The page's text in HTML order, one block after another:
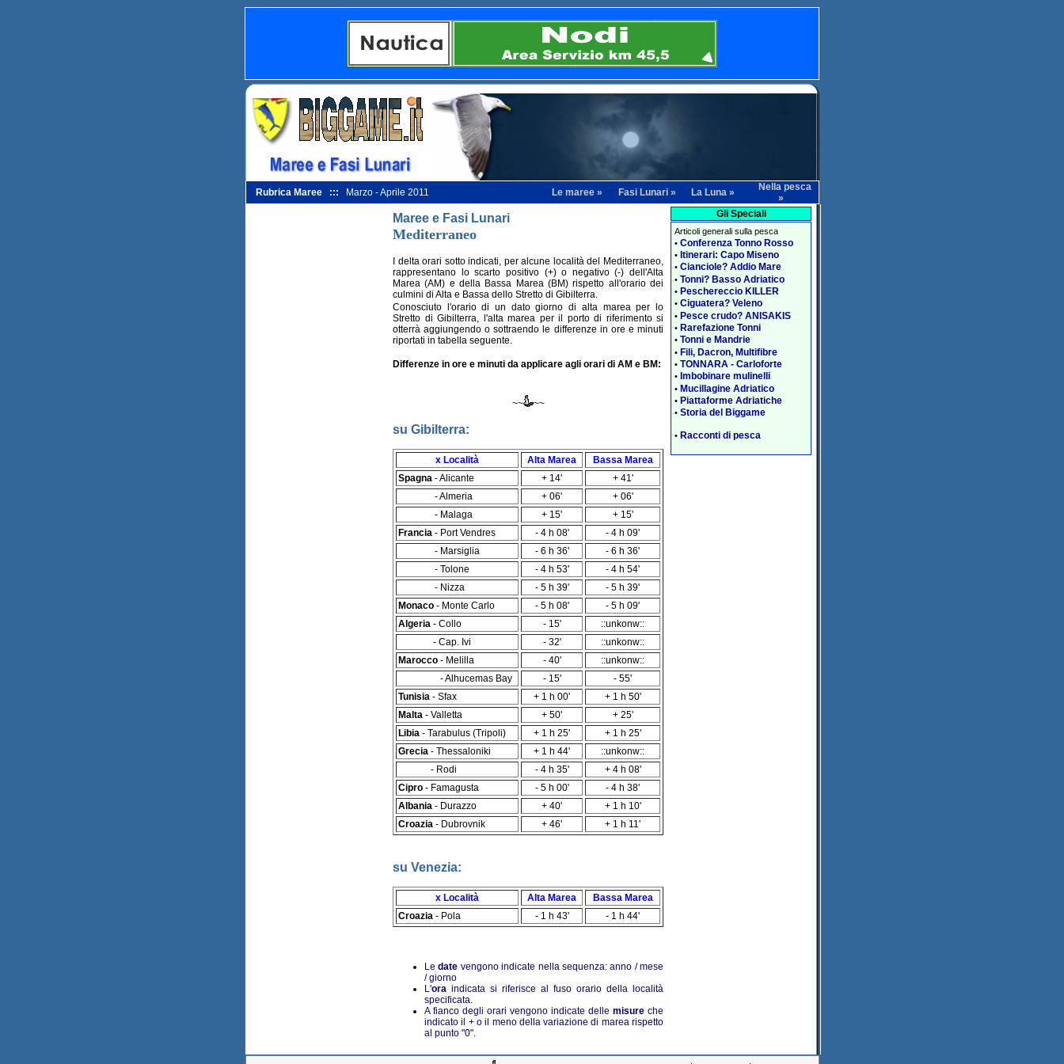
Rubrica Maree ::: Marzo - Aprile 2011 Le maree » Fasi Lunari » La Luna »
Nella pesca
»
Maree e Fasi Lunari
Mediterraneo
I delta orari sotto indicati, per alcune località del Mediterraneo,
rappresentano lo scarto positivo (+) o negativo (-) dell'Alta
Marea (AM) e della Bassa Marea (BM) rispetto all'orario dei
culmini di Alta e Bassa dello Stretto di Gibilterra.
Conosciuto l'orario di un dato giorno di alta marea per lo
Stretto di Gibilterra, l'alta marea per il porto di riferimento si
otterrà aggiungendo o sottraendo le differenze in ore e minuti
riportati in tabella seguente.
Differenze in ore e minuti da applicare agli orari di AM e BM:
~~ ~~
su Gibilterra:
x Località Alta Marea
Bassa Marea
Spagna - Alicante + 14'
+ 41'
- Almeria + 06'
+ 06'
- Malaga + 15'
+ 15'
Francia - Port Vendres - 4 h 08'
- 4 h 09'
- Marsiglia - 6 h 36'
- 6 h 36'
- Tolone - 4 h 53'
- 4 h 54'
- Nizza - 5 h 39'
- 5 h 39'
Monaco - Monte Carlo - 5 h 08'
- 5 h 09'
Algeria - Collo - 15'
::unkonw::
- Cap. Ivi - 32'
::unkonw::
Marocco - Melilla - 40'
::unkonw::
- Alhucemas Bay - 15'
- 55'
Tunisia - Sfax + 1 h 00'
+ 1 h 50'
Malta - Valletta + 50'
+ 25'
Libia - Tarabulus (Tripoli) + 1 h 25'
+ 1 h 25'
Grecia - Thessaloniki + 1 h 44'
::unkonw::
- Rodi - 4 h 35'
+ 4 h 08'
Cipro - Famagusta - 5 h 00'
- 4 h 38'
Albania - Durazzo + 40'
+ 1 h 10'
Croazia - Dubrovnik + 46' + 1 h 11'
su Venezia:
x Località Alta Marea
Bassa Marea
Croazia - Pola - 1 h 43' - 1 h 44'
Ledate vengono indicate nella sequenza: anno / mese
/ giorno
L'ora indicata si riferisce al fuso orario della località
specificata.
A fianco degli orari vengono indicate delle misure che
indicato il + o il meno della variazione di marea rispetto
al punto "0".
Gli Speciali
Articoli generali sulla pesca
• Conferenza Tonno Rosso
• Itinerari: Capo Miseno
• Cianciole? Addio Mare
• Tonni? Basso Adriatico
• Peschereccio KILLER
• Ciguatera? Veleno
• Pesce crudo? ANISAKIS
• Rarefazione Tonni
• Tonni e Mandrie
• Fili, Dacron, Multifibre
• TONNARA - Carloforte
• Imbobinare mulinelli
• Mucillagine Adriatico
• Piattaforme Adriatiche
• Storia del Biggame
• Racconti di pesca